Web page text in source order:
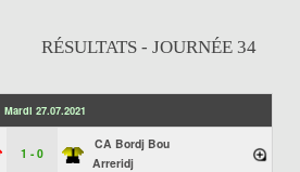
RÉSULTATS - JOURNÉE 34
Mardi 27.07.2021
1 - 0
CA Bordj Bou
Arreridj